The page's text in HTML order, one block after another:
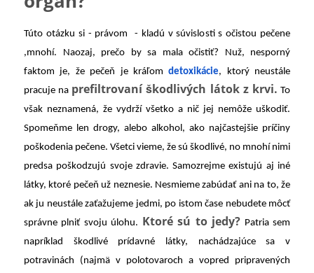
Túto otázku si - právom - kladú v súvislosti s očistou pečene
,mnohí. Naozaj, prečo by sa mala očistiť? Nuž, nesporný
faktom je, že pečeň je kráľomdetoxikácie, ktorý neustále
pracuje na prefiltrovaní škodlivých látok z krvi. To
však neznamená, že vydrží všetko a nič jej nemôže uškodiť.
Spomeňme len drogy, alebo alkohol, ako najčastejšie príčiny
poškodenia pečene. Všetci vieme, že sú škodlivé, no mnohí nimi
predsa poškodzujú svoje zdravie. Samozrejme existujú aj iné
látky, ktoré pečeň už neznesie. Nesmieme zabúdať ani na to, že
ak ju neustále zaťažujeme jedmi, po istom čase nebudete môcť
správne plniť svoju úlohu. Ktoré sú to jedy? Patria sem
napríklad škodlivé prídavné látky, nachádzajúce sa v
potravinách (najmä v polotovaroch a vopred pripravených